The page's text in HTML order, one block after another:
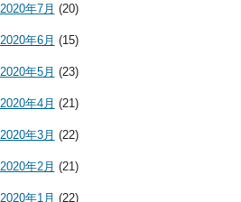
2020年7月 (20)
2020年6月 (15)
2020年5月 (23)
2020年4月 (21)
2020年3月 (22)
2020年2月 (21)
2020年1月 (22)